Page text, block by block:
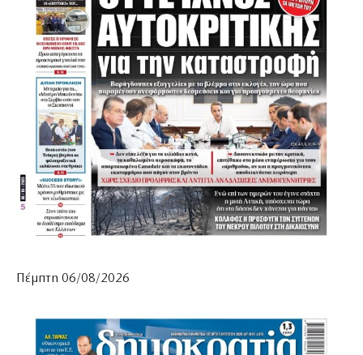
Πέμπτη 06/08/2026